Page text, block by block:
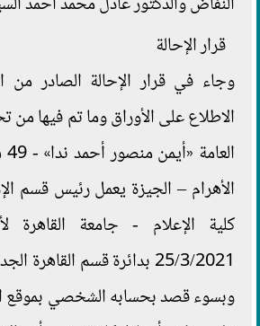
قرار الإحالة
وجاء في قرار الإحالة الصادر من
الاطلاع على الأوراق وما تم فيها من
الأهرام – الجيزة يعمل رئيس قسم
25/3/2021 بدائرة قسم
وبسوء قصد بحسابه الشخصي بموقع